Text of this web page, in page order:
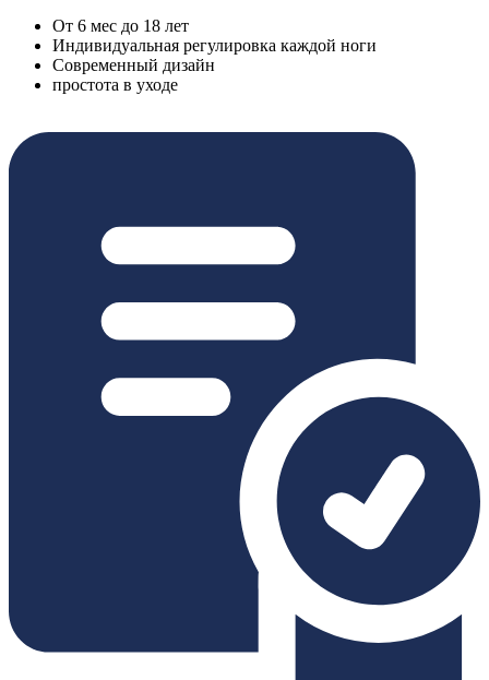
От 6 мес до 18 лет
Индивидуальная регулировка каждой ноги
Современный дизайн
простота в уходе